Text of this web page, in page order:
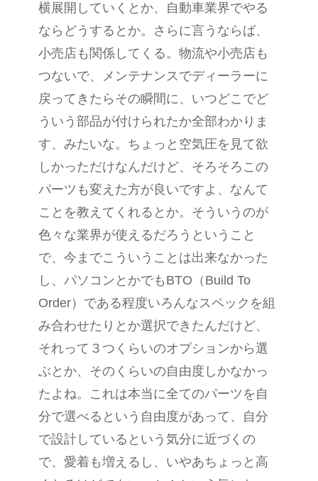
横展開していくとか、自動車業界でやる
ならどうするとか。さらに言うならば、
小売店も関係してくる。物流や小売店も
つないで、メンテナンスでディーラーに
戻ってきたらその瞬間に、いつどこでど
ういう部品が付けられたか全部わかりま
す、みたいな。ちょっと空気圧を見て欲
しかっただけなんだけど、そろそろこの
パーツも変えた方が良いですよ、なんて
ことを教えてくれるとか。そういうのが
色々な業界が使えるだろうということ
で、今までこういうことは出来なかった
し、パソコンとかでも BTO （ Build To
Order）である程度いろんなスペックを組
み合わせたりとか選択できたんだけど、
それって３つくらいのオプションから選
ぶとか、そのくらいの自由度しかなかっ
たよね。これは本当に全てのパーツを自
分で選べるという自由度があって、自分
で設計しているという気分に近づくの
で、愛着も増えるし、いやあちょっと高